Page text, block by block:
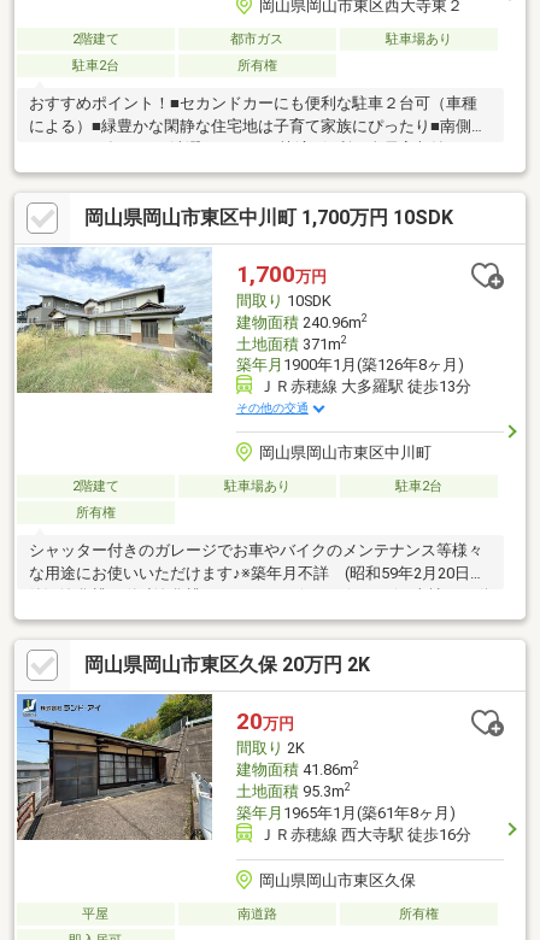
岡山県岡山市東区西大寺東２
2階建て 都市ガス
駐車場あり
駐車2台
所有権
おすすめポイント！■セカンドカーにも便利な駐車２台可（車種
による）■緑豊かな閑静な住宅地は子育て家族にぴったり■南側バ
ルコニーで毎日のお洗濯もラクラク快適■便利な全居室収納スペ
ース付■開放的な吹抜けから自然な光が降り注ぐ■ほっこりできる
和室でくつろぐひととき周辺環境●コスモス西大寺店まで約450ｍ
（徒歩6分）●ディオ西大寺店まで約900ｍ（徒歩12分）●セブンイ
レブン岡山西大寺駅前店まで約830ｍ（徒歩11分）●河本ちびっこ
広場まで約150ｍ（徒歩2分）●岡山市立雄神小学校まで約1660ｍ
（徒歩21分）
岡山県岡山市東区中川町 1,700万円 10SDK
1,700万円
間取り 10SDK
建物面積240.96m2
土地面積371m2
築年月 1900年1月(築126年8ヶ月)
ＪＲ赤穂線 大多羅駅 徒歩13分
その他の交通
岡山県岡山市東区中川町
2階建て 駐車場あり
駐車2台
所有権
シャッター付きのガレージでお車やバイクのメンテナンス等様々
な用途にお使いいただけます♪※築年月不詳 (昭和59年2月20日増
産の購入からリノベーションまでワンストップでサポートいたし
ます。高い技術力とデザイン力で失敗しないリフォームを実現。
中古物件をリノベ・リフォームで蘇らせます。物件購入費用とリ
ノベ工事費用を一緒にローンで組む提案も可能です。3Dモデリン
グでリフォームの完成予想図を立体的に表現。お気軽にご相談く
ださい。お問い合わせは【086-250-9005】または資料請求・来場
予約ボタンから。
岡山県岡山市東区久保 20万円 2K
20万円
間取り 2K
建物面積41.86m2
土地面積95.3m2
築年月 1965年1月(築61年8ヶ月)
ＪＲ赤穂線 西大寺駅 徒歩16分
岡山県岡山市東区久保
平屋 南道路
所有権